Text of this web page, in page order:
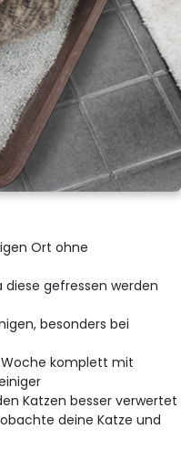
Ort ohne
diese gefressen werden
besonders bei
Woche komplett mit
Katzen besser verwertet
deine Katze und